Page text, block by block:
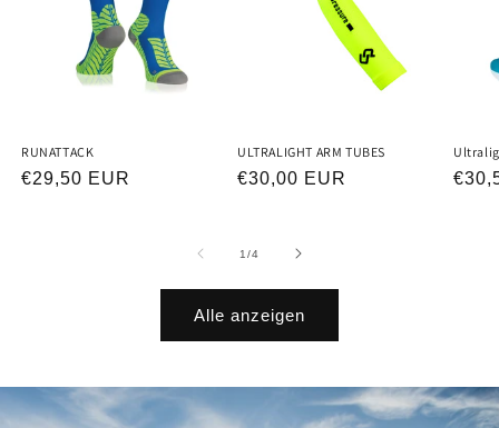
RUNATTACK
Normaler
€29,50 EUR
ULTRALIGHT ARM TUBES
Normaler
€30,00 EUR
1/von
4
Alle anzeigen